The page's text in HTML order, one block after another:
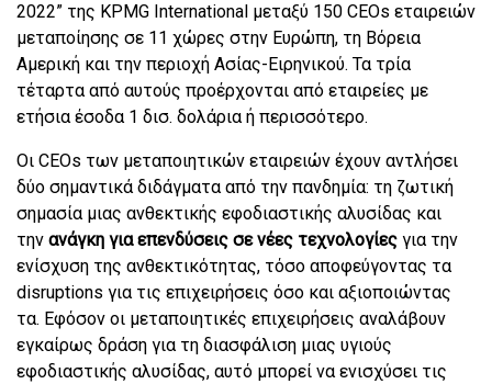
2022” της KPMG International μεταξύ 150 CEOs εταιρειών
μεταποίησης σε 11 χώρες στην Ευρώπη, τη Βόρεια
Αμερική και την περιοχή Ασίας-Ειρηνικού. Τα τρία
τέταρτα από αυτούς προέρχονται από εταιρείες με
ετήσια έσοδα 1 δισ. δολάρια ή περισσότερο.
Οι CEOs των μεταποιητικών εταιρειών έχουν αντλήσει
δύο σημαντικά διδάγματα από την πανδημία: τη ζωτική
σημασία μιας ανθεκτικής εφοδιαστικής αλυσίδας και
την ανάγκη για επενδύσεις σε νέες τεχνολογίες για την
ενίσχυση της ανθεκτικότητας, τόσο αποφεύγοντας τα
disruptions για τις επιχειρήσεις όσο και αξιοποιώντας
τα. Εφόσον οι μεταποιητικές επιχειρήσεις αναλάβουν
εγκαίρως δράση για τη διασφάλιση μιας υγιούς
εφοδιαστικής αλυσίδας, αυτό μπορεί να ενισχύσει τις